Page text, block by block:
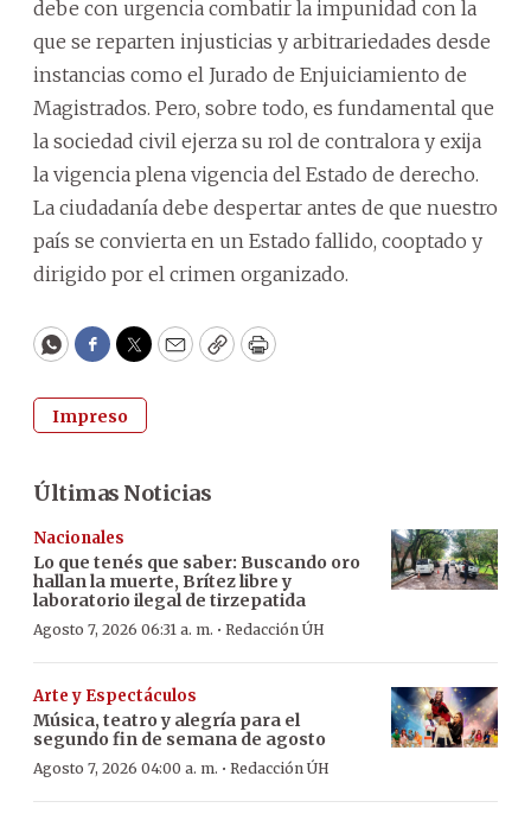
debe con urgencia combatir la impunidad con la
que se reparten injusticias y arbitrariedades desde
instancias como el Jurado de Enjuiciamiento de
Magistrados. Pero, sobre todo, es fundamental que
la sociedad civil ejerza su rol de contralora y exija
la vigencia plena vigencia del Estado de derecho.
La ciudadanía debe despertar antes de que nuestro
país se convierta en un Estado fallido, cooptado y
dirigido por el crimen organizado.
WhatsApp
Facebook
Twitter
EmailCopyPrint
Impreso
Últimas Noticias
Nacionales
Lo que tenés que saber: Buscando oro
hallan la muerte, Brítez libre y
laboratorio ilegal de tirzepatida
Agosto 7, 2026 06:31 a. m. · Redacción ÚH
Arte y Espectáculos
Música, teatro y alegría para el
segundo fin de semana de agosto
Agosto 7, 2026 04:00 a. m. · Redacción ÚH